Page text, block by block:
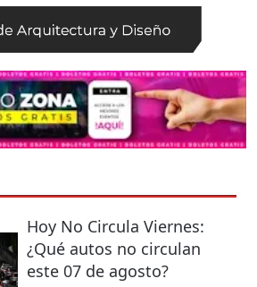
Hoy No Circula Viernes:
¿Qué autos no circulan
este 07 de agosto?